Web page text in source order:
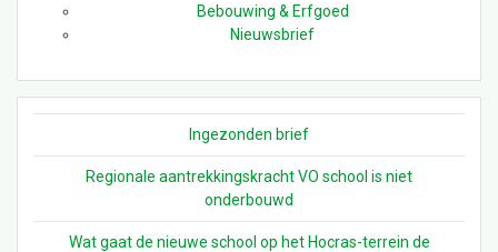
Bebouwing & Erfgoed
Nieuwsbrief
Ingezonden brief
Regionale aantrekkingskracht VO school is niet
onderbouwd
Wat gaat de nieuwe school op het Hocras-terrein de